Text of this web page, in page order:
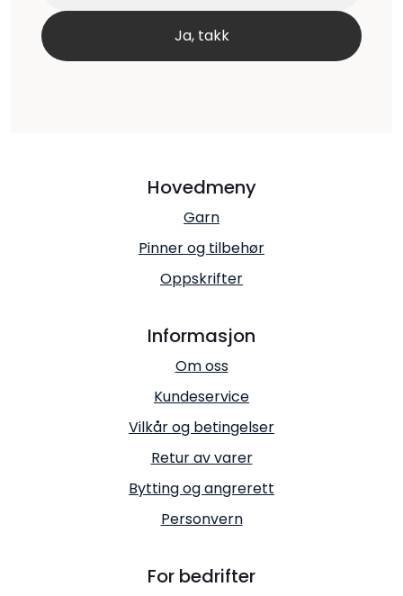
Hovedmeny
Garn
Pinner og tilbehør
Oppskrifter
Informasjon
Om oss
Kundeservice
Vilkår og betingelser
Retur av varer
Bytting og angrerett
Personvern
For bedrifter